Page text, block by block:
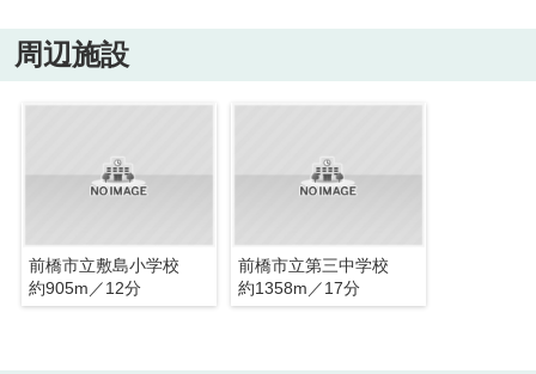
周辺施設
前橋市立敷島小学校
約905m／12分
前橋市立第三中学校
約1358m／17分